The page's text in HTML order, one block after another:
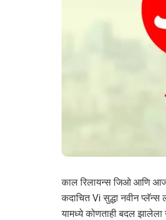
काल रिलायन्स जिओ आणि आज
कदाचित Vi सुद्धा नवीन प्लॅन्स
यामध्ये कोणताही बदल झालेला